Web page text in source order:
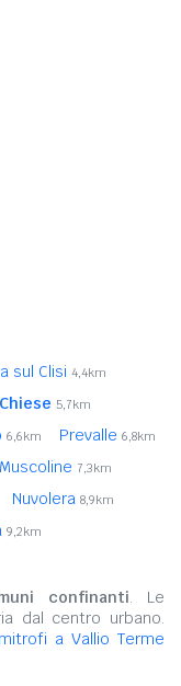
sul Clisi 4,4km
5,7km
6,6km Prevalle 6,8km
Muscoline 7,3km
Nuvolera 8,9km
9,2km
confinanti. Le
dal centro urbano.
a Vallio Terme